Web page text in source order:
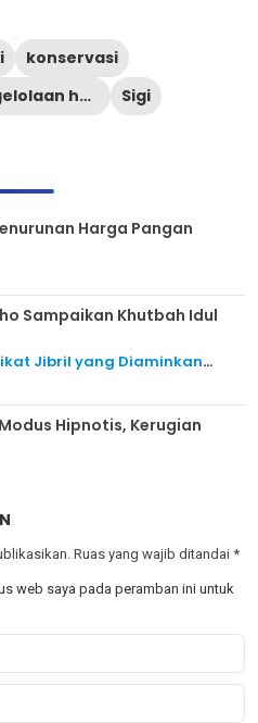
konservasi
pengelolaan hutan
Sigi
Harga Pangan
Sampaikan Khutbah Idul
Jibril yang Diaminkan
Hipnotis, Kerugian
Ruas yang wajib ditandai *
web saya pada peramban ini untuk